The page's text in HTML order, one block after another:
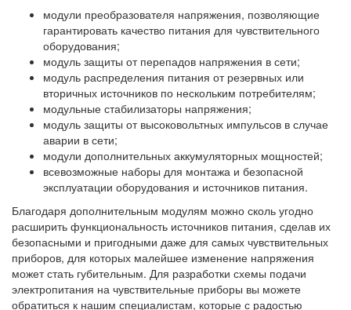
модули преобразователя напряжения, позволяющие
гарантировать качество питания для чувствительного
оборудования;
модуль защиты от перепадов напряжения в сети;
модуль распределения питания от резервных или
вторичных источников по нескольким потребителям;
модульные стабилизаторы напряжения;
модуль защиты от высоковольтных импульсов в случае
аварии в сети;
модули дополнительных аккумуляторных мощностей;
всевозможные наборы для монтажа и безопасной
эксплуатации оборудования и источников питания.
Благодаря дополнительным модулям можно сколь угодно
расширить функциональность источников питания, сделав их
безопасными и пригодными даже для самых чувствительных
приборов, для которых малейшее изменение напряжения
может стать губительным. Для разработки схемы подачи
электропитания на чувствительные приборы вы можете
обратиться к нашим специалистам, которые с радостью